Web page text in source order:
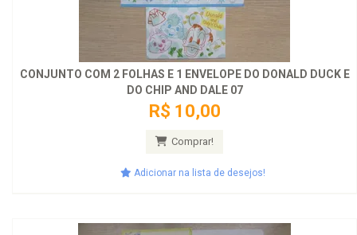
CONJUNTO COM 2 FOLHAS E 1 ENVELOPE DO DONALD DUCK E
DO CHIP AND DALE 07
R$ 10,00
Comprar!
Adicionar na lista de desejos!